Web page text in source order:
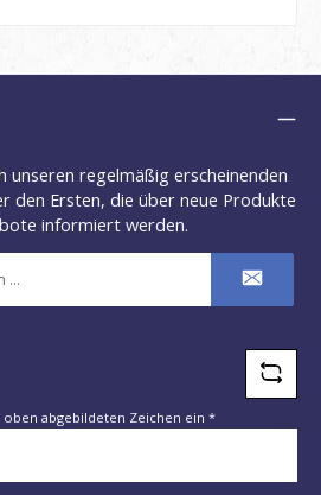
unseren regelmäßig erscheinenden
den Ersten, die über neue Produkte
informiert werden.
abgebildeten Zeichen ein *